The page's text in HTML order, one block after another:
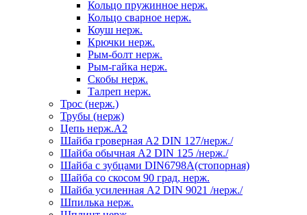
Кольцо пружинное нерж.
Кольцо сварное нерж.
Коуш нерж.
Крючки нерж.
Рым-болт нерж.
Рым-гайка нерж.
Скобы нерж.
Талреп нерж.
Трос (нерж.)
Трубы (нерж)
Цепь нерж.А2
Шайба гроверная А2 DIN 127/нерж./
Шайба обычная А2 DIN 125 /нерж./
Шайба с зубцами DIN6798А(стопорная)
Шайба со скосом 90 град, нерж.
Шайба усиленная А2 DIN 9021 /нерж./
Шпилька нерж.